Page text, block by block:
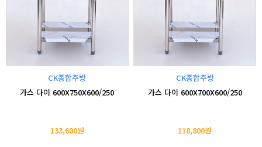
CK종합주방
가스 다이 600X750X600/250
133,600원
CK종합주방
가스 다이 600X700X600/250
118,800원